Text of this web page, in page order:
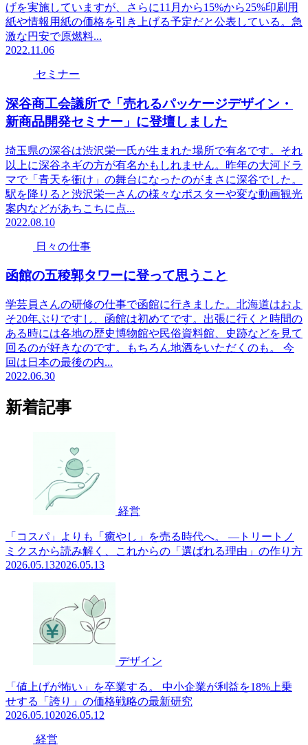
げを実施していますが、さらに11月から15%から25%印刷用
紙や情報用紙の価格を引き上げる予定だと公表している。急
激な円安で原燃料...
2022.11.06
セミナー
深谷商工会議所で「売れるパッケージデザイン・
新商品開発セミナー」に登壇しました
埼玉県の深谷は渋沢栄一氏が生まれた場所で有名です。それ
以上に深谷ネギの方が有名かもしれません。昨年の大河ドラ
マで「青天を衝け」の舞台になったのがまさに深谷でした。
駅を降りると渋沢栄一さんの様々なポスターや変な動画観光
案内などがあちこちに点...
2022.08.10
日々の仕事
函館の五稜郭タワーに登って思うこと
学芸員さんの研修の仕事で函館に行きました。北海道はおよ
そ20年ぶりですし、函館は初めてです。出張に行くと時間の
ある時には各地の歴史博物館や民俗資料館、史跡などを見て
回るのが好きなのです。もちろん地酒をいただくのも。 今
回は日本の最後の内...
2022.06.30
新着記事
経営
「コスパ」よりも「癒やし」を売る時代へ。 —トリートノ
ミクスから読み解く、これからの「選ばれる理由」の作り方
2026.05.132026.05.13
デザイン
「値上げが怖い」を卒業する。 中小企業が利益を18%上乗
せする「誇り」の価格戦略の最新研究
2026.05.102026.05.12
経営